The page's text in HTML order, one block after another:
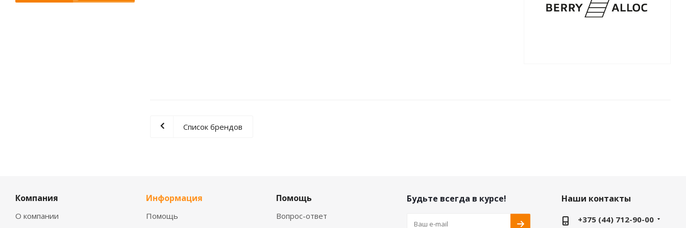
Список брендов
Компания
О компании
Информация
Помощь
Помощь
Вопрос-ответ
Будьте всегда в курсе! Наши контакты
+375 (44) 712-90-00